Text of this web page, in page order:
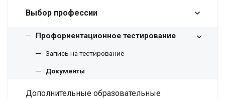
Выбор профессии
Профориентационное тестирование
Запись на тестирование
Документы
Дополнительные образовательные